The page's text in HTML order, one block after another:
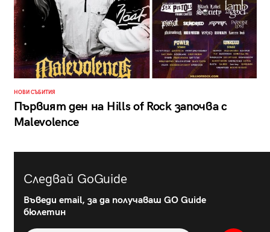
НОВИ СЪБИТИЯ
Първият ден на Hills of Rock започва с
Malevolence
Следвай GoGuide
Въведи email, за да получаваш GO Guide
бюлетин